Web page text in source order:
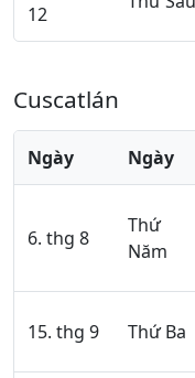
12
Cuscatlán
Ngày Ngày
6. thg 8
Thứ
Năm
15. thg 9 Thứ Ba